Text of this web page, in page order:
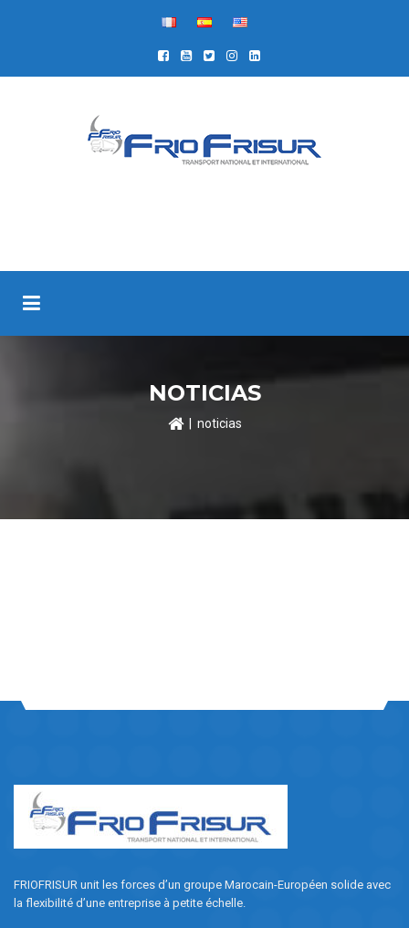
NOTICIAS
| noticias
FRIOFRISUR unit les forces d’un groupe Marocain-Européen solide avec
la flexibilité d’une entreprise à petite échelle.